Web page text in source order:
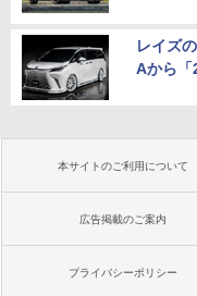
レイズ
Aから「
本サイトのご利用について
広告掲載のご案内
プライバシーポリシー